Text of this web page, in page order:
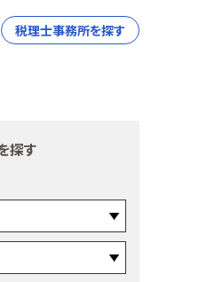
税理士事務所を探す
探す